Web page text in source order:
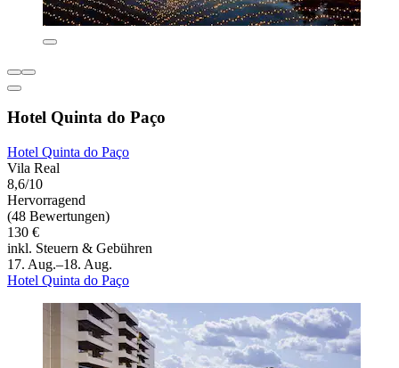
Hotel Quinta do Paço
Hotel Quinta do Paço
Vila Real
8,6/10
Hervorragend
(48 Bewertungen)
130 €
inkl. Steuern & Gebühren
17. Aug.–18. Aug.
Hotel Quinta do Paço